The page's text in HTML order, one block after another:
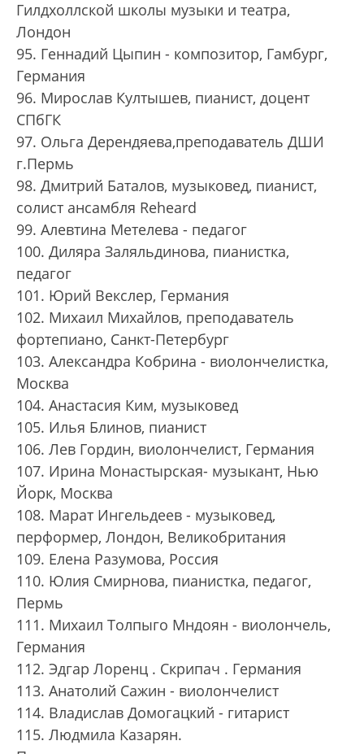
Гилдхоллской школы музыки и театра,
Лондон
95. Геннадий Цыпин - композитор, Гамбург,
Германия
96. Мирослав Култышев, пианист, доцент
СПбГК
97. Ольга Дерендяева,преподаватель ДШИ
г.Пермь
98. Дмитрий Баталов, музыковед, пианист,
солист ансамбля Reheard
99. Алевтина Метелева - педагог
100. Диляра Заляльдинова, пианистка,
педагог
101. Юрий Векслер, Германия
102. Михаил Михайлов, преподаватель
фортепиано, Санкт-Петербург
103. Александра Кобрина - виолончелистка,
Москва
104. Анастасия Ким, музыковед
105. Илья Блинов, пианист
106. Лев Гордин, виолончелист, Германия
107. Ирина Монастырская- музыкант, Нью
Йорк, Москва
108. Марат Ингельдеев - музыковед,
перформер, Лондон, Великобритания
109. Елена Разумова, Россия
110. Юлия Смирнова, пианистка, педагог,
Пермь
111. Михаил Толпыго Мндоян - виолончель,
Германия
112. Эдгар Лоренц . Скрипач . Германия
113. Анатолий Сажин - виолончелист
114. Владислав Домогацкий - гитарист
115. Людмила Казарян.